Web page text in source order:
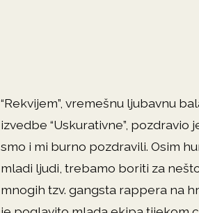
“Rekvijem”, vremešnu ljubavnu
izvedbe “Uskurativne”,
smo i mi burno pozdravili. Osim
mladi ljudi, trebamo boriti za
mnogih tzv. gangsta rappera na